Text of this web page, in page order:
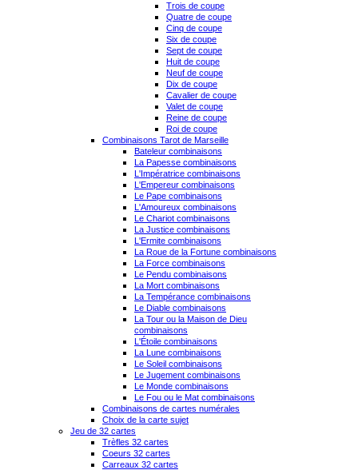
Trois de coupe
Quatre de coupe
Cinq de coupe
Six de coupe
Sept de coupe
Huit de coupe
Neuf de coupe
Dix de coupe
Cavalier de coupe
Valet de coupe
Reine de coupe
Roi de coupe
Combinaisons Tarot de Marseille
Bateleur combinaisons
La Papesse combinaisons
L'Impératrice combinaisons
L'Empereur combinaisons
Le Pape combinaisons
L'Amoureux combinaisons
Le Chariot combinaisons
La Justice combinaisons
L'Ermite combinaisons
La Roue de la Fortune combinaisons
La Force combinaisons
Le Pendu combinaisons
La Mort combinaisons
La Tempérance combinaisons
Le Diable combinaisons
La Tour ou la Maison de Dieu
combinaisons
L'Étoile combinaisons
La Lune combinaisons
Le Soleil combinaisons
Le Jugement combinaisons
Le Monde combinaisons
Le Fou ou le Mat combinaisons
Combinaisons de cartes numérales
Choix de la carte sujet
Jeu de 32 cartes
Trèfles 32 cartes
Coeurs 32 cartes
Carreaux 32 cartes